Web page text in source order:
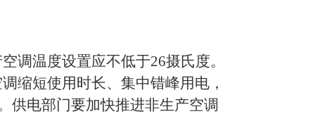
调温度设置应不低于26摄氏度。
缩短使用时长、集中错峰用电，
供电部门要加快推进非生产空调